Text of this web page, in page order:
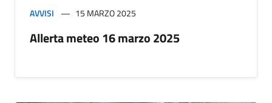
AVVISI 15 MARZO 2025
Allerta meteo 16 marzo 2025